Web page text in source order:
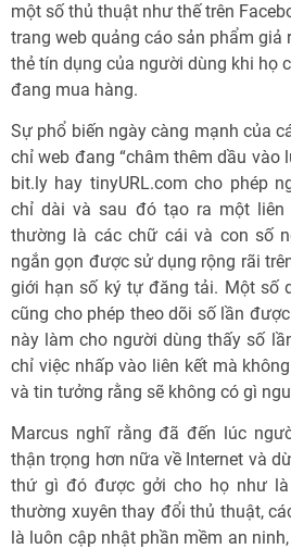
một số thủ thuật như thế trên
trang web quảng cáo sản phẩm giả
thẻ tín dụng của người dùng khi họ
đang mua hàng.
Sự phổ biến ngày càng mạnh của
chỉ web đang “châm thêm dầu vào
bit.ly hay tinyURL.com cho phép
chỉ dài và sau đó tạo ra một
thường là các chữ cái và con số
ngắn gọn được sử dụng rộng rãi
giới hạn số ký tự đăng tải. Một số
cũng cho phép theo dõi số lần
này làm cho người dùng thấy số
chỉ việc nhấp vào liên kết mà
và tin tưởng rằng sẽ không có gì
Marcus nghĩ rằng đã đến lúc
thận trọng hơn nữa về Internet và
thứ gì đó được gởi cho họ như
thường xuyên thay đổi thủ thuật,
là luôn cập nhật phần mềm an